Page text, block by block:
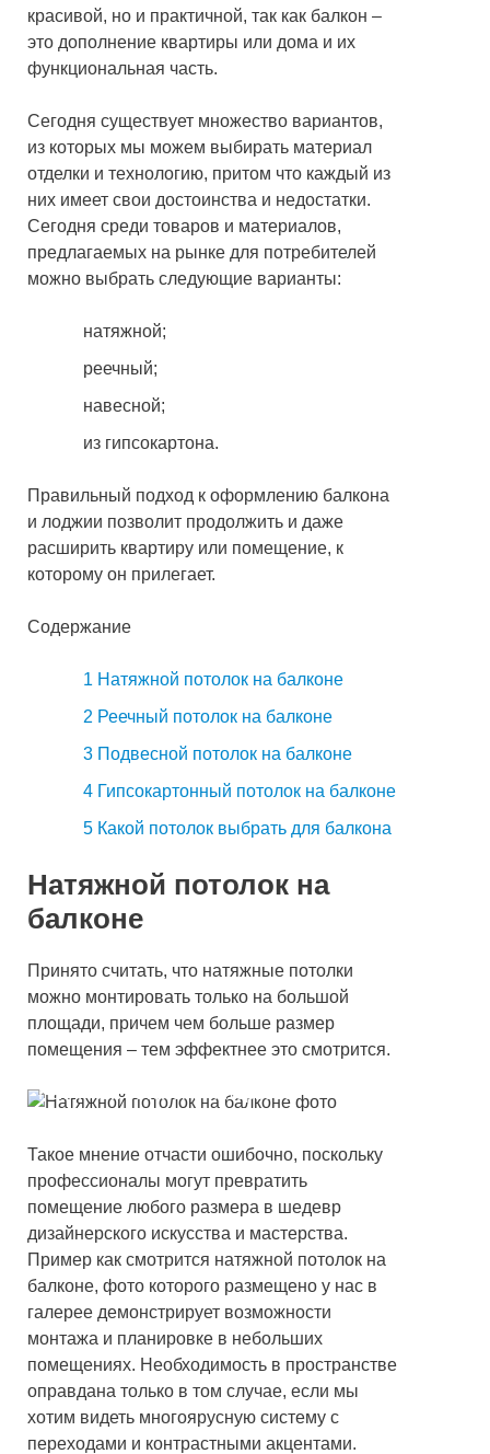
красивой, но и практичной, так как балкон –
это дополнение квартиры или дома и их
функциональная часть.
Сегодня существует множество вариантов,
из которых мы можем выбирать материал
отделки и технологию, притом что каждый из
них имеет свои достоинства и недостатки.
Сегодня среди товаров и материалов,
предлагаемых на рынке для потребителей
можно выбрать следующие варианты:
натяжной;
реечный;
навесной;
из гипсокартона.
Правильный подход к оформлению балкона
и лоджии позволит продолжить и даже
расширить квартиру или помещение, к
которому он прилегает.
Содержание
1 Натяжной потолок на балконе
2 Реечный потолок на балконе
3 Подвесной потолок на балконе
4 Гипсокартонный потолок на балконе
5 Какой потолок выбрать для балкона
Натяжной потолок на
балконе
Принято считать, что натяжные потолки
можно монтировать только на большой
площади, причем чем больше размер
помещения – тем эффектнее это смотрится.
Натяжной потолок в интерьере
Такое мнение отчасти ошибочно, поскольку
профессионалы могут превратить
помещение любого размера в шедевр
дизайнерского искусства и мастерства.
Пример как смотрится натяжной потолок на
балконе, фото которого размещено у нас в
галерее демонстрирует возможности
монтажа и планировке в небольших
помещениях. Необходимость в пространстве
оправдана только в том случае, если мы
хотим видеть многоярусную систему с
переходами и контрастными акцентами.